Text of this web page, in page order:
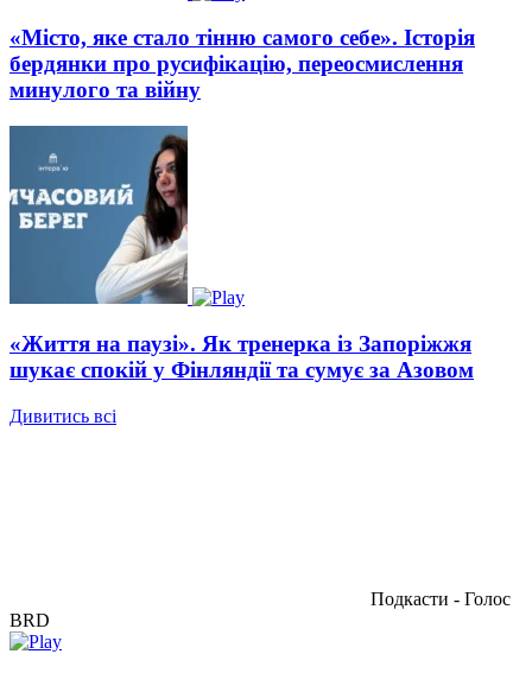
«Місто, яке стало тінню самого себе». Історія
бердянки про русифікацію, переосмислення
минулого та війну
«Життя на паузі». Як тренерка із Запоріжжя
шукає спокій у Фінляндії та сумує за Азовом
Дивитись всі
Подкасти - Голос
BRD